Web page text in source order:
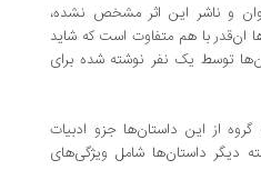
و ناشر این اثر مشخص نشده،
ان‌قدر با هم متفاوت است که شاید
توسط یک نفر نوشته شده برای
از این داستان‌ها جزو ادبیات
دیگر داستان‌ها شامل ویژگی‌های